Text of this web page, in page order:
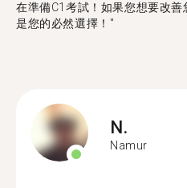
在準備C1考試！如果您想要改
是您的必然選擇！"
N.
Namur